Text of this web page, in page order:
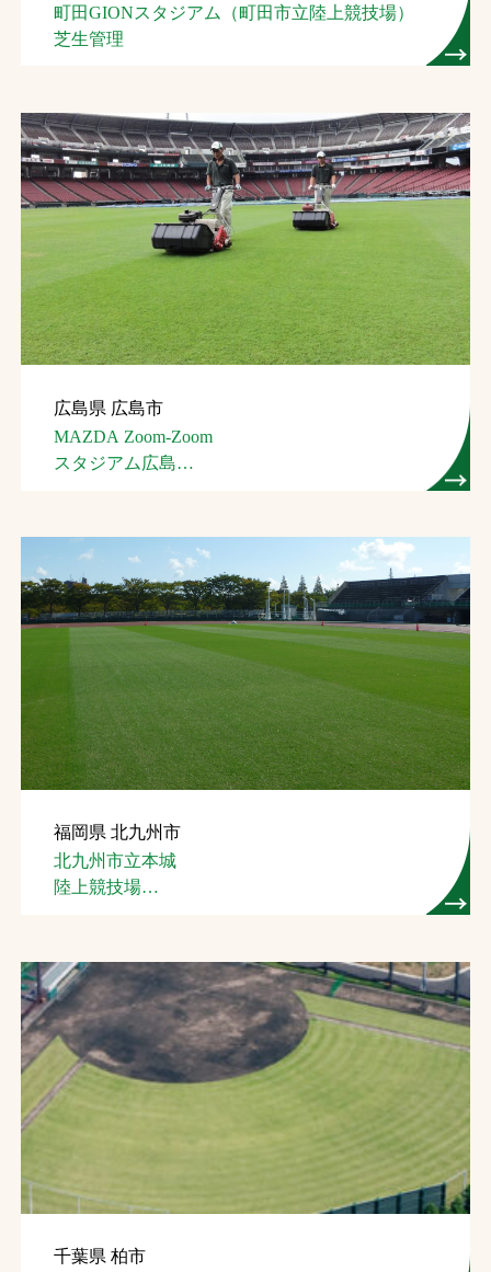
町田GIONスタジアム（町田市立陸上競技場）
芝生管理
広島県 広島市
MAZDA Zoom-Zoom
スタジアム広島
福岡県 北九州市
北九州市立本城
陸上競技場
千葉県 柏市